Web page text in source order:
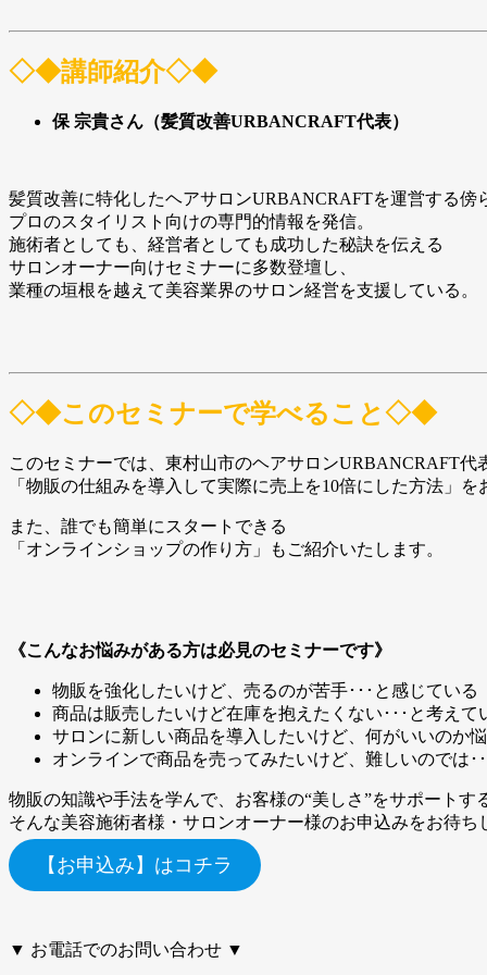
◇◆講師紹介◇◆
保 宗貴さん（髪質改善URBANCRAFT代表）
髪質改善に特化したヘアサロンURBANCRAFTを運営する傍
プロのスタイリスト向けの専門的情報を発信。
施術者としても、経営者としても成功した秘訣を伝える
サロンオーナー向けセミナーに多数登壇し、
業種の垣根を越えて美容業界のサロン経営を支援している。
◇◆このセミナーで学べること◇◆
このセミナーでは、東村山市のヘアサロンURBANCRAFT代
「物販の仕組みを導入して実際に売上を10倍にした方法」を
また、誰でも簡単にスタートできる
「オンラインショップの作り方」もご紹介いたします。
《こんなお悩みがある方は必見のセミナーです》
物販を強化したいけど、売るのが苦手･･･と感じている
商品は販売したいけど在庫を抱えたくない･･･と考えて
サロンに新しい商品を導入したいけど、何がいいのか
オンラインで商品を売ってみたいけど、難しいのでは･
物販の知識や手法を学んで、お客様の“美しさ”をサポートす
そんな美容施術者様・サロンオーナー様のお申込みをお待ち
【お申込み】はコチラ
▼ お電話でのお問い合わせ ▼